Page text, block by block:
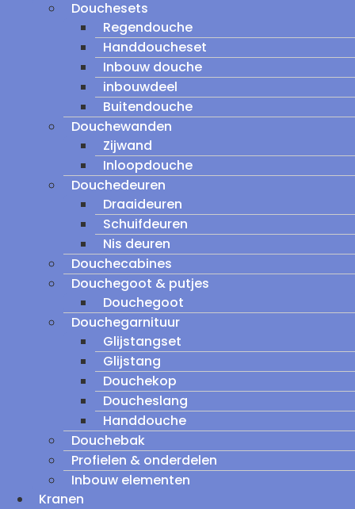
Douchesets
Regendouche
Handdoucheset
Inbouw douche
inbouwdeel
Buitendouche
Douchewanden
Zijwand
Inloopdouche
Douchedeuren
Draaideuren
Schuifdeuren
Nis deuren
Douchecabines
Douchegoot & putjes
Douchegoot
Douchegarnituur
Glijstangset
Glijstang
Douchekop
Doucheslang
Handdouche
Douchebak
Profielen & onderdelen
Inbouw elementen
Kranen